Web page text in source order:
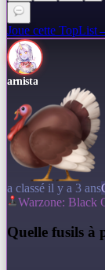
Joue cette TopList
arnista
a classé il y a 3 ans
Warzone: Black
Quelle fusils à